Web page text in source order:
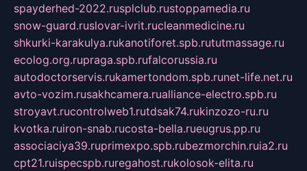
spayderhed-2022.rusplclub.rustoppamedia.ru
snow-guard.ruslovar-ivrit.rucleanmedicine.ru
shkurki-karakulya.rukanotiforet.spb.rututmassage.ru
ecolog.org.rupraga.spb.rufalcorussia.ru
autodoctorservis.rukamertondom.spb.runet-life.net.ru
avto-vozim.rusakhcamera.rualliance-electro.spb.ru
stroyavt.rucontrolweb1.rutdsak74.rukinzozo-ru.ru
kvotka.ruiron-snab.rucosta-bella.rueugrus.pp.ru
associaciya39.ruprimexpo.spb.rubezmorchin.ruia2.ru
cpt21.ruispecspb.ruregahost.rukolosok-elita.ru